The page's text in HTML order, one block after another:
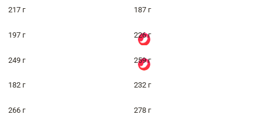
217 г 187 г
197 г 226 г
249 г 259 г
182 г 232 г
266 г 278 г